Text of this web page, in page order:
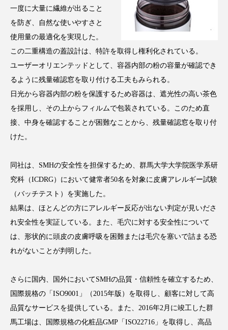
エクソソーム オーガニック オゾン
カカイオイル ガジェット キーワード
クルエルティフリー クレンジング
コグニティブヘルス コスト削減
コルチゾール サステナビリティ
サプリ サロンクレンジング サロン戦略
サロン経営 サロン連略
スキンケア スキンケア 習慣
スキンケアルーティン ストレス スパ
一度に大量に繊維が出ること
を防ぎ、自然な使いやすさと
使用量の最適化を実現した。
この二重構造の蓋設計は、特許を取得し権利化されている。
ユーザーオリエンテッドとして、容器内部の粉の容量が確認でき
るように残量確認窓を取り付ける工夫もみられる。
日光から容器内部の粉を保護するため容器は、遮光性の高い茶色
を採用し、その上からフィルムで包装されている。このため直
接、中身を確認することが困難なことから、残量確認窓を取り付
けた。
同社は、SMHの安全性を担保するため、群馬大学大学院医学系研
究科（ICDRG）において健常者50名を対象に皮膚アレルギー試験
（バッチテスト）を実施した。
結果は、ほとんどの方にアレルギー反応が出ない判定が見いださ
れ安全性を実証している。また、毛穴に対する安全性について
は、形状的に頭皮の皮膚呼吸を困難または毛穴を塞いで詰まる恐
れがないことが判明した。
さらに国内、国外においてSMHの品質・信頼性を確立するため、
国際規格の「ISO9001」（2015年版）を取得し、顧客に対して高
品質なサービスを提供している。また、2016年2月に竣工した群
馬工場は、国際規格の化粧品GMP「ISO22716」を取得し、高品